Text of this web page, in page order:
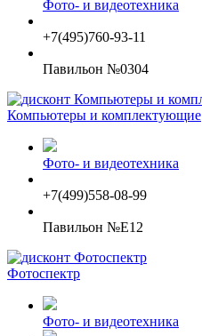
Фото- и видеотехника
+7(495)760-93-11
Павильон №0304
Компьютеры и комплектующие
Фото- и видеотехника
+7(499)558-08-99
Павильон №E12
Фотоспектр
Фото- и видеотехника